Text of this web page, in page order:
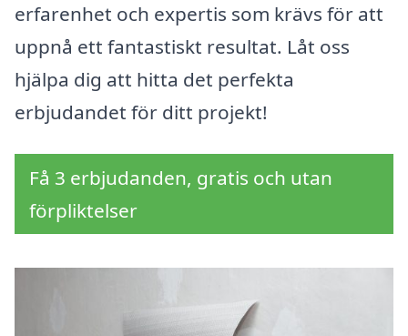
erfarenhet och expertis som krävs för att
uppnå ett fantastiskt resultat. Låt oss
hjälpa dig att hitta det perfekta
erbjudandet för ditt projekt!
Få 3 erbjudanden, gratis och utan
förpliktelser